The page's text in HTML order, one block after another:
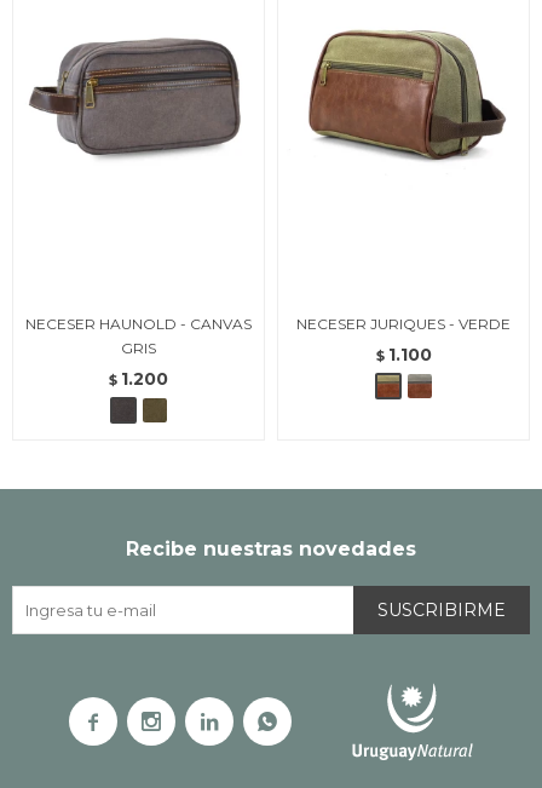
NECESER HAUNOLD - CANVAS
GRIS
$ 1.200
NECESER JURIQUES - VERDE
$ 1.100
Recibe nuestras novedades
SUSCRIBIRME
   